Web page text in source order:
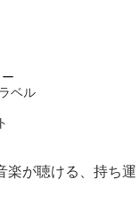
ベル
が聴ける、持ち運